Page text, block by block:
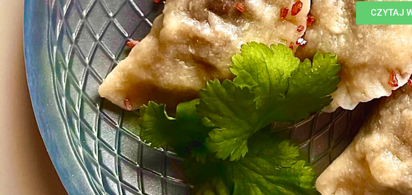
CZYTAJ